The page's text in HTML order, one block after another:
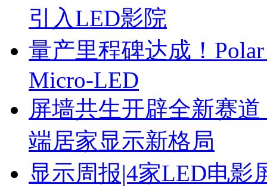
引入LED影院
量产里程碑达成！
Micro-LED
屏墙共生开辟全新赛
端居家显示新格局
显示周报|4家LED电影